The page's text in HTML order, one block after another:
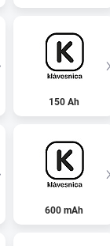
150 Ah
600 mAh